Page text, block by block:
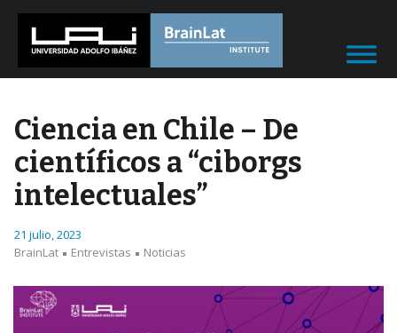
Ciencia en Chile – De
científicos a “ciborgs
intelectuales”
21 julio, 2023
BrainLat
Entrevistas Noticias